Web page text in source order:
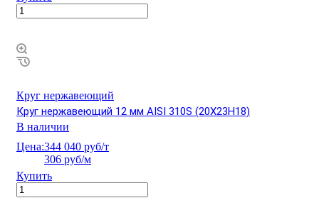
Круг нержавеющий
Круг нержавеющий 12 мм AISI 310S (20Х23Н18)
В наличии
Цена:344 040 руб/т
306 руб/м
Купить